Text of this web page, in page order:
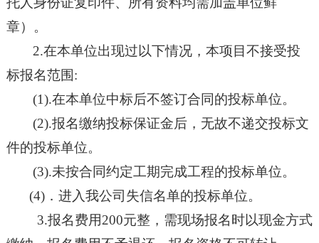
章） 。
2.在本单位出现过以下情况，本项目不接受投
标报名范围:
(1).在本单位中标后不签订合同的投标单位。
(2).报名缴纳投标保证金后，无故不递交投标文
件的投标单位。
(3).未按合同约定工期完成工程的投标单位。
(4)．进入我公司失信名单的投标单位。
3.报名费用200元整，需现场报名时以现金方式